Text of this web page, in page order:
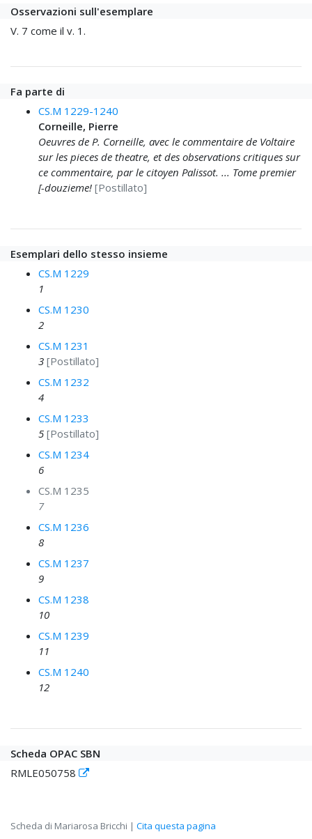
Osservazioni sull'esemplare
V. 7 come il v. 1.
Fa parte di
CS.M 1229-1240
Corneille, Pierre
Oeuvres de P. Corneille, avec le commentaire de Voltaire
sur les pieces de theatre, et des observations critiques sur
ce commentaire, par le citoyen Palissot. ... Tome premier
[-douzieme! [Postillato]
Esemplari dello stesso insieme
CS.M 1229
1
CS.M 1230
2
CS.M 1231
3 [Postillato]
CS.M 1232
4
CS.M 1233
5 [Postillato]
CS.M 1234
6
CS.M 1235
7
CS.M 1236
8
CS.M 1237
9
CS.M 1238
10
CS.M 1239
11
CS.M 1240
12
Scheda OPAC SBN
RMLE050758
Scheda di Mariarosa Bricchi | Cita questa pagina